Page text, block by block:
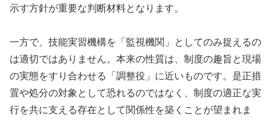
示す方針が重要な判断材料となります。
一方で、技能実習機構を「監視機関」としてのみ捉えるの
は適切ではありません。本来の性質は、制度の趣旨と現場
の実態をすり合わせる「調整役」に近いものです。是正措
置や処分の対象として恐れるのではなく、制度の適正な実
行を共に支える存在として関係性を築くことが望まれま